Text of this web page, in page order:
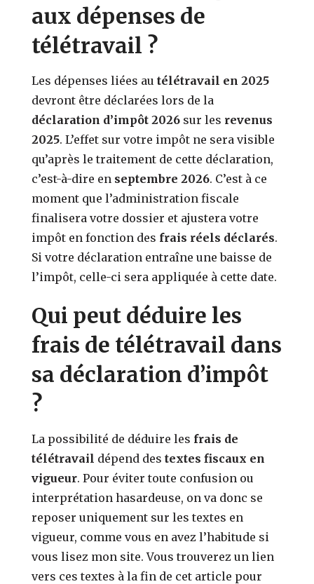
aux dépenses de
télétravail ?
Les dépenses liées autélétravail en 2025
devront être déclarées lors de la
déclaration d’impôt 2026 sur les revenus
2025. L’effet sur votre impôt ne sera visible
qu’après le traitement de cette déclaration,
c’est-à-dire en septembre 2026. C’est à ce
moment que l’administration fiscale
finalisera votre dossier et ajustera votre
impôt en fonction des frais réels déclarés.
Si votre déclaration entraîne une baisse de
l’impôt, celle-ci sera appliquée à cette date.
Qui peut déduire les
frais de télétravail dans
sa déclaration d’impôt
?
La possibilité de déduire les frais de
télétravail dépend destextes fiscaux en
vigueur. Pour éviter toute confusion ou
interprétation hasardeuse, on va donc se
reposer uniquement sur les textes en
vigueur, comme vous en avez l’habitude si
vous lisez mon site. Vous trouverez un lien
vers ces textes à la fin de cet article pour